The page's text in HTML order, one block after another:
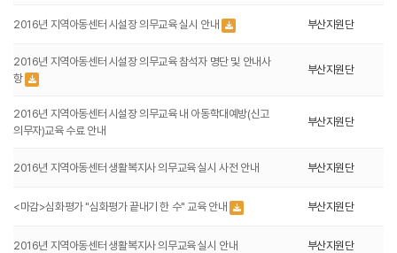
2016년 지역아동센터 시설장 의무교육 실시 안내 부산지원단
2016년 지역아동센터 시설장 의무교육 참석자 명단 및 안내사
항
부산지원단
2016년 지역아동센터 시설장 의무교육 내 아동학대예방(신고
의무자)교육 수료 안내
부산지원단
2016년 지역아동센터 생활복지사 의무교육 실시 사전 안내 부산지원단
<마감>심화평가 "심화평가 끝내기 한 수" 교육 안내 부산지원단
2016년 지역아동센터 생활복지사 의무교육 실시 안내 부산지원단